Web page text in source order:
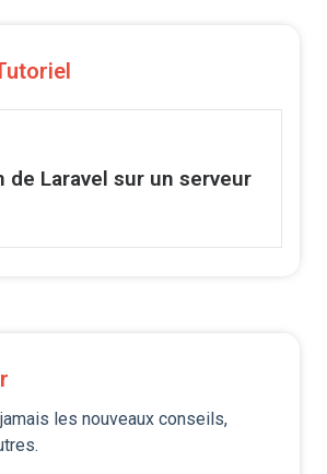
de Laravel sur un serveur
les nouveaux conseils,